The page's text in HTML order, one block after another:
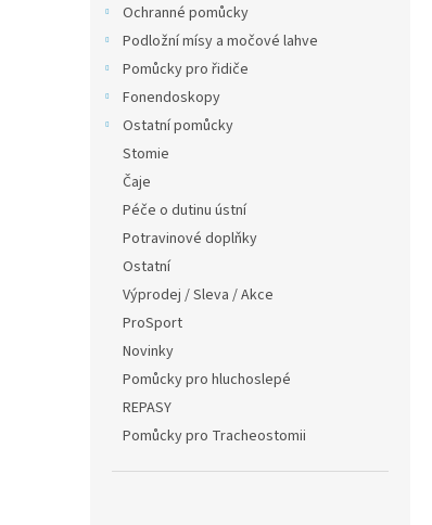
Ochranné pomůcky
Podložní mísy a močové lahve
Pomůcky pro řidiče
Fonendoskopy
Ostatní pomůcky
Stomie
Čaje
Péče o dutinu ústní
Potravinové doplňky
Ostatní
Výprodej / Sleva / Akce
ProSport
Novinky
Pomůcky pro hluchoslepé
REPASY
Pomůcky pro Tracheostomii